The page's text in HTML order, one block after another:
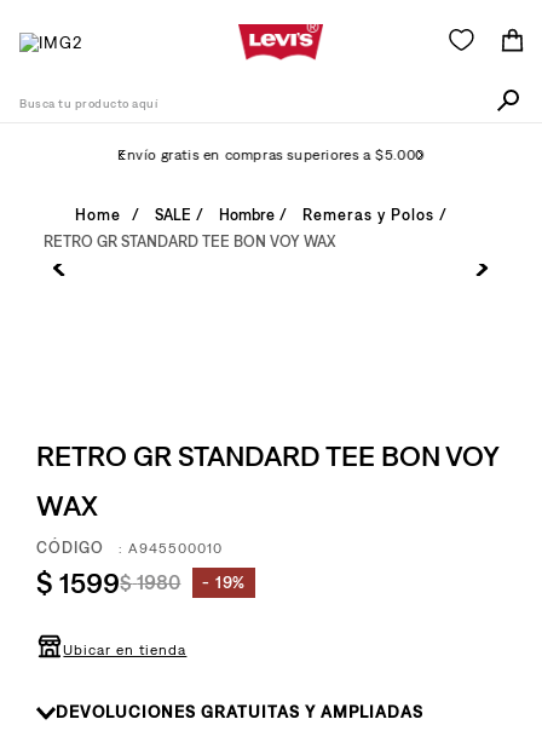
Envío gratis en compras superiores a $5.000
SALE Hombre
Remeras y Polos
RETRO GR STANDARD TEE BON VOY WAX
RETRO GR STANDARD TEE BON VOY
WAX
:A945500010
$ 1599$ 1980 19%
Ubicar en tienda
DEVOLUCIONES GRATUITAS Y AMPLIADAS
Términos Más Buscados
. 726
. campera
. 510
. baggy
10. jean